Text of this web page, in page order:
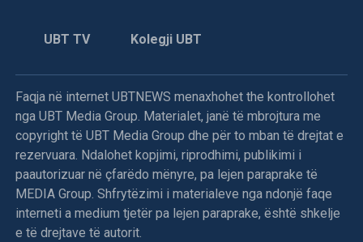
UBT TV Kolegji UBT
Faqja në internet UBTNEWS menaxhohet the kontrollohet
nga UBT Media Group. Materialet, janë të mbrojtura me
copyright të UBT Media Group dhe për to mban të drejtat e
rezervuara. Ndalohet kopjimi, riprodhimi, publikimi i
paautorizuar në çfarëdo mënyre, pa lejen paraprake të
MEDIA Group. Shfrytëzimi i materialeve nga ndonjë faqe
interneti a medium tjetër pa lejen paraprake, është shkelje
e të drejtave të autorit.